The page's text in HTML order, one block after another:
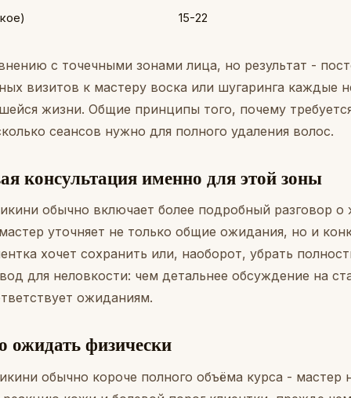
15-22
с точечными зонами лица, но результат -
визитов к мастеру воска или шугаринга каждые
жизни. Общие принципы того, почему
сеансов нужно для полного удаления волос.
консультация именно для этой зоны
обычно включает более подробный разговор
уточняет не только общие ожидания, но и
хочет сохранить или, наоборот, убрать
для неловкости: чем детальнее обсуждение на
ожиданиям.
ожидать физически
обычно короче полного объёма курса - мастер